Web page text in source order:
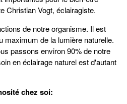
Christian Vogt, éclairagiste.
de notre organisme. Il est
maximum de la lumière naturelle.
passons environ 90% de notre
en éclairage naturel est d'autant
chez soi: